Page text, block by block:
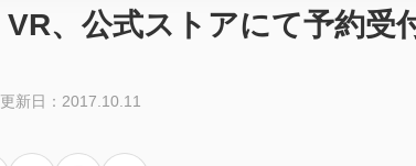
、公式ストアにて予約受
新日：2017.10.11